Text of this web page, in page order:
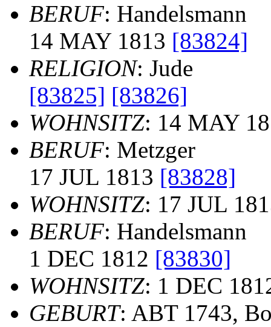
BERUF: Handelsmann
14 MAY 1813 [83824]
RELIGION: Jude
[83825] [83826]
WOHNSITZ: 14 MAY
BERUF: Metzger
17 JUL 1813 [83828]
WOHNSITZ: 17 JUL
BERUF: Handelsmann
1 DEC 1812 [83830]
WOHNSITZ: 1 DEC
GEBURT: ABT 1743,